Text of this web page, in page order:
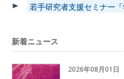
若手研究者支援セミナー
新着ニュース
2026年08月01日